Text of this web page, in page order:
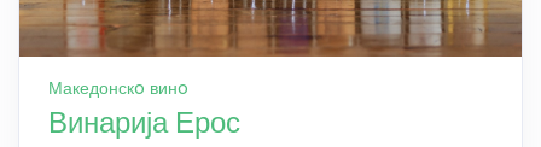
Македонскo винo
Винарија Ерос